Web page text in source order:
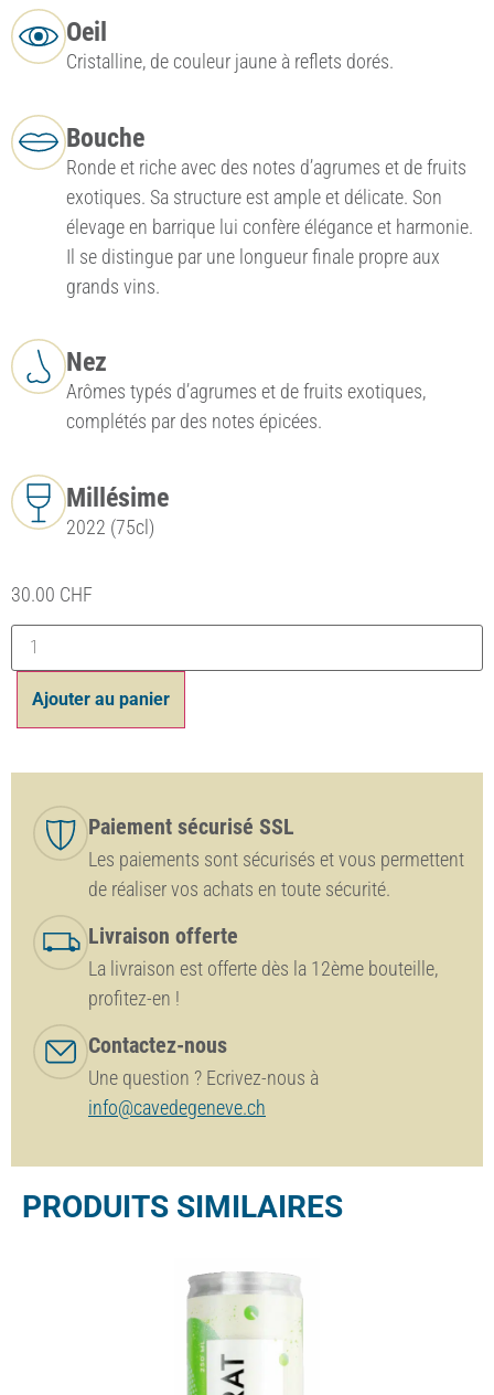
Oeil
Cristalline, de couleur jaune à reflets dorés.
Bouche
Ronde et riche avec des notes d’agrumes et de fruits
exotiques. Sa structure est ample et délicate. Son
élevage en barrique lui confère élégance et harmonie.
Il se distingue par une longueur finale propre aux
grands vins.
Nez
Arômes typés d’agrumes et de fruits exotiques,
complétés par des notes épicées.
Millésime
2022 (75cl)
30.00 CHF
Ajouter au panier
Paiement sécurisé SSL
Les paiements sont sécurisés et vous permettent
de réaliser vos achats en toute sécurité.
Livraison offerte
La livraison est offerte dès la 12ème bouteille,
profitez-en !
Contactez-nous
Une question ? Ecrivez-nous à
info@cavedegeneve.ch
PRODUITS SIMILAIRES